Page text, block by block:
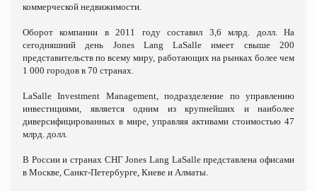
коммерческой недвижимости.
Оборот компании в 2011 году составил 3,6 млрд. долл. На
сегодняшний день Jones Lang LaSalle имеет свыше 200
представительств по всему миру, работающих на рынках более чем
1 000 городов в 70 странах.
LaSalle Investment Management, подразделение по управлению
инвестициями, является одним из крупнейших и наиболее
диверсифицированных в мире, управляя активами стоимостью 47
млрд. долл.
В России и странах СНГ Jones Lang LaSalle представлена офисами
в Москве, Санкт-Петербурге, Киеве и Алматы.